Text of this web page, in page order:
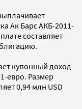
Ак Барс АКБ-2011-
составляет
купонный доход
евро. Размер
0,94 млн USD